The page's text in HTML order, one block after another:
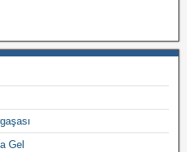
Gel